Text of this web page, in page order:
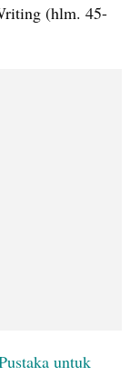
(hlm. 45-
untuk